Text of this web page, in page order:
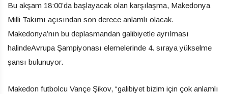
Bu akşam 18:00’da başlayacak olan karşılaşma, Makedonya
Milli Takımı açısından son derece anlamlı olacak.
Makedonya’nın bu deplasmandan galibiyetle ayrılması
halindeAvrupa Şampiyonası elemelerinde 4. sıraya yükselme
şansı bulunuyor.
Makedon futbolcu Vançe Şikov, “galibiyet bizim için çok anlamlı